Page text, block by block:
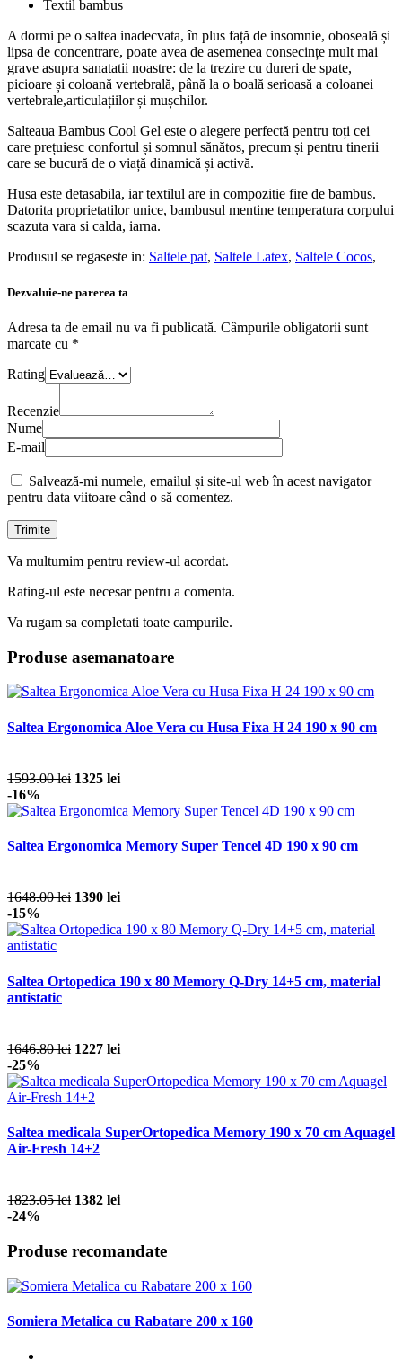
Textil bambus
A dormi pe o saltea inadecvata, în plus față de insomnie, oboseală și
lipsa de concentrare, poate avea de asemenea consecințe mult mai
grave asupra sanatatii noastre: de la trezire cu dureri de spate,
picioare și coloană vertebrală, până la o boală serioasă a coloanei
vertebrale,articulațiilor și mușchilor.
Salteaua Bambus Cool Gel este o alegere perfectă pentru toți cei
care prețuiesc confortul și somnul sănătos, precum și pentru tinerii
care se bucură de o viață dinamică și activă.
Husa este detasabila, iar textilul are in compozitie fire de bambus.
Datorita proprietatilor unice, bambusul mentine temperatura corpului
scazuta vara si calda, iarna.
Produsul se regaseste in: Saltele pat, Saltele Latex, Saltele Cocos,
Dezvaluie-ne parerea ta
Adresa ta de email nu va fi publicată. Câmpurile obligatorii sunt
marcate cu *
Rating
Recenzie
Nume
E-mail
Salvează-mi numele, emailul și site-ul web în acest navigator
pentru data viitoare când o să comentez.
Va multumim pentru review-ul acordat.
Rating-ul este necesar pentru a comenta.
Va rugam sa completati toate campurile.
Produse asemanatoare
Saltea Ergonomica Aloe Vera cu Husa Fixa H 24 190 x 90 cm
1593.00 lei 1325 lei
-16%
Saltea Ergonomica Memory Super Tencel 4D 190 x 90 cm
1648.00 lei 1390 lei
-15%
Saltea Ortopedica 190 x 80 Memory Q-Dry 14+5 cm, material
antistatic
1646.80 lei 1227 lei
-25%
Saltea medicala SuperOrtopedica Memory 190 x 70 cm Aquagel
Air-Fresh 14+2
1823.05 lei 1382 lei
-24%
Produse recomandate
Somiera Metalica cu Rabatare 200 x 160